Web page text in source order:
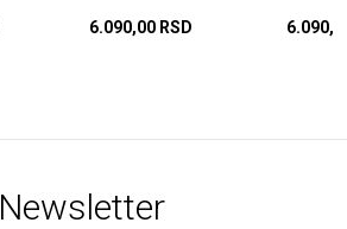
6.090,00 RSD
Newsletter